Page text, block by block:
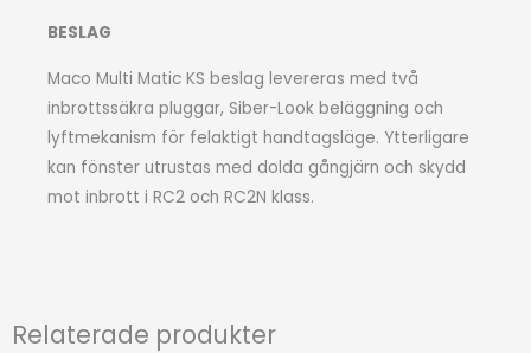
BESLAG
Maco Multi Matic KS beslag levereras med två
inbrottssäkra pluggar, Siber-Look beläggning och
lyftmekanism för felaktigt handtagsläge. Ytterligare
kan fönster utrustas med dolda gångjärn och skydd
mot inbrott i RC2 och RC2N klass.
Relaterade produkter